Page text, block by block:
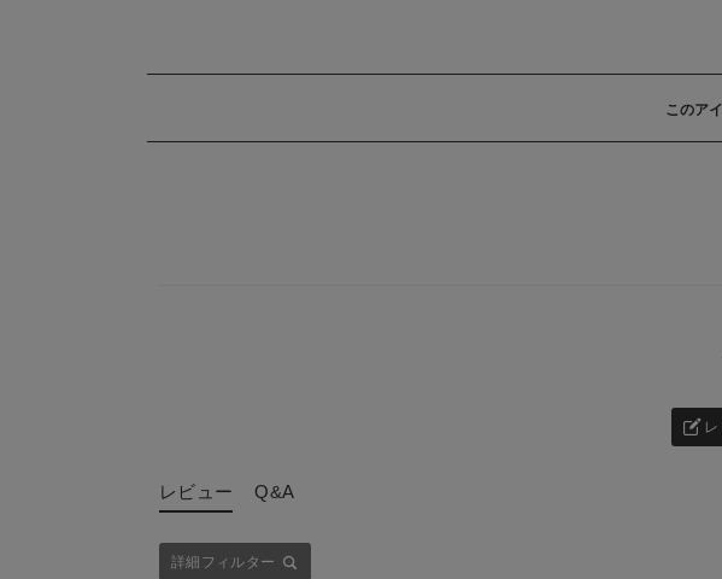
このア
レビュー Q&A
詳細フィルター